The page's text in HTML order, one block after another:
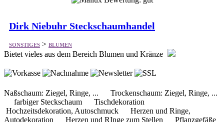
Dirk Niebuhr Steckschaumhandel
SONSTIGES > BLUMEN
Bietet vieles aus dem Bereich Blumen und Kränze
Naßschaum: Ziegel, Ringe, ... Trockenschaum: Ziegel, Ringe, ...
farbiger Steckschaum Tischdekoration
Hochzeitsdekoration, Autoschmuck Herzen und Ringe,
Autodekoration Herzen und RInge zum Stellen Pflanzgefäße